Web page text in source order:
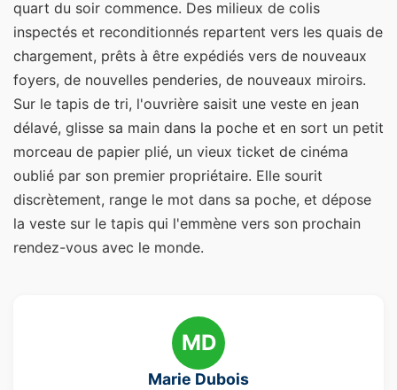
quart du soir commence. Des milieux de colis
inspectés et reconditionnés repartent vers les quais de
chargement, prêts à être expédiés vers de nouveaux
foyers, de nouvelles penderies, de nouveaux miroirs.
Sur le tapis de tri, l'ouvrière saisit une veste en jean
délavé, glisse sa main dans la poche et en sort un petit
morceau de papier plié, un vieux ticket de cinéma
oublié par son premier propriétaire. Elle sourit
discrètement, range le mot dans sa poche, et dépose
la veste sur le tapis qui l'emmène vers son prochain
rendez-vous avec le monde.
MD
Marie Dubois